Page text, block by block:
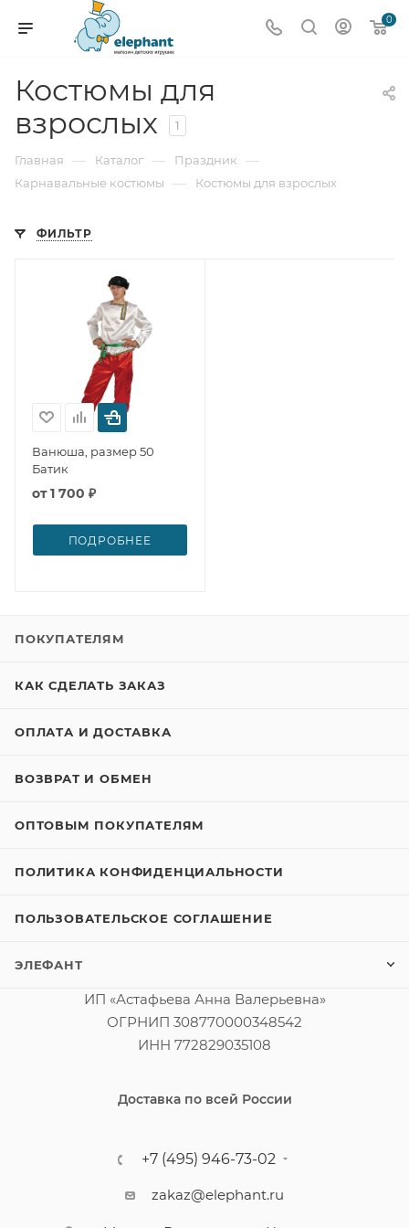
0
Костюмы для
взрослых
1
Главная — Каталог — Праздник —
Карнавальные костюмы — Костюмы для взрослых
ФИЛЬТР
Ванюша, размер 50
Батик
от1 700 ₽
ПОДРОБНЕЕ
ПОКУПАТЕЛЯМ
КАК СДЕЛАТЬ ЗАКАЗ
ОПЛАТА И ДОСТАВКА
ВОЗВРАТ И ОБМЕН
ОПТОВЫМ ПОКУПАТЕЛЯМ
ПОЛИТИКА КОНФИДЕНЦИАЛЬНОСТИ
ПОЛЬЗОВАТЕЛЬСКОЕ СОГЛАШЕНИЕ
ЭЛЕФАНТ
ИП «Астафьева Анна Валерьевна»
ОГРНИП 308770000348542
ИНН 772829035108
Доставка по всей России
+7 (495) 946-73-02
zakaz@elephant.ru